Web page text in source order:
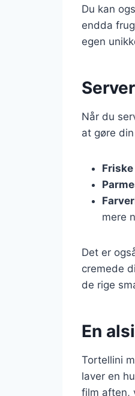
Du kan
endda
egen
Når du
at gøre
mere
Det er
cremede
de rige
En
Tortellini
laver en
film aften,